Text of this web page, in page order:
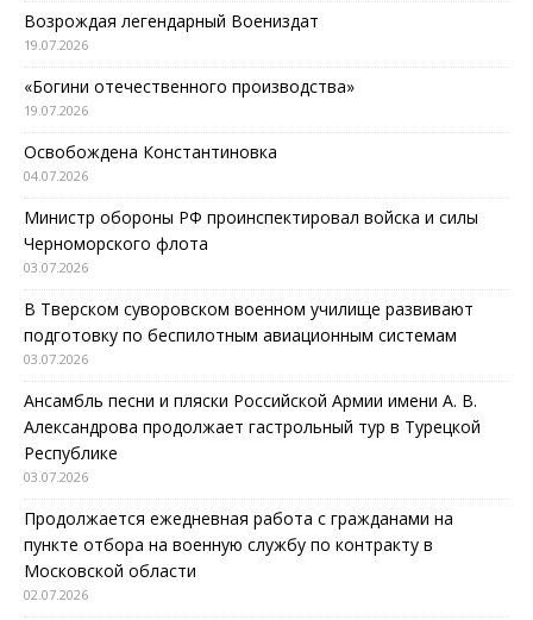
Возрождая легендарный Воениздат
19.07.2026
«Богини отечественного производства»
19.07.2026
Освобождена Константиновка
04.07.2026
Министр обороны РФ проинспектировал войска и силы
Черноморского флота
03.07.2026
В Тверском суворовском военном училище развивают
подготовку по беспилотным авиационным системам
03.07.2026
Ансамбль песни и пляски Российской Армии имени А. В.
Александрова продолжает гастрольный тур в Турецкой
Республике
03.07.2026
Продолжается ежедневная работа с гражданами на
пункте отбора на военную службу по контракту в
Московской области
02.07.2026